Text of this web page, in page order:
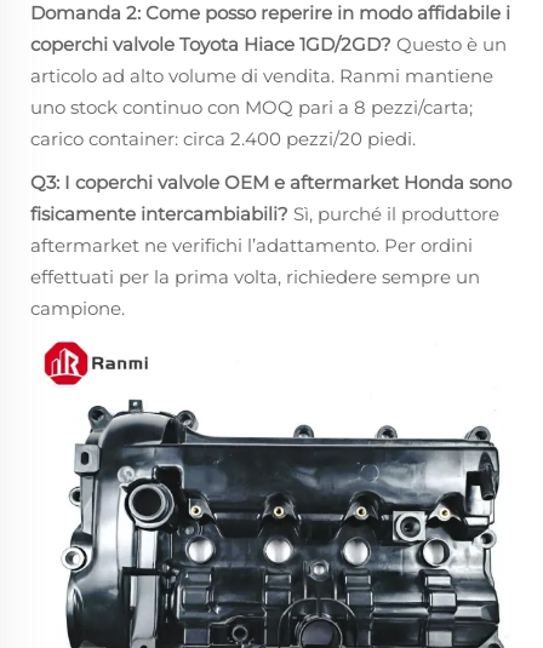
Domanda 2: Come posso reperire in modo affidabile i
coperchi valvole Toyota Hiace 1GD/2GD? Questo è un
articolo ad alto volume di vendita. Ranmi mantiene
uno stock continuo con MOQ pari a 8 pezzi/carta;
carico container: circa 2.400 pezzi/20 piedi.
Q3: I coperchi valvole OEM e aftermarket Honda sono
fisicamente intercambiabili? Sì, purché il produttore
aftermarket ne verifichi l’adattamento. Per ordini
effettuati per la prima volta, richiedere sempre un
campione.